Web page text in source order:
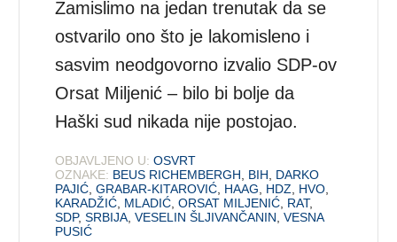
Zamislimo na jedan trenutak da se
ostvarilo ono što je lakomisleno i
sasvim neodgovorno izvalio SDP-ov
Orsat Miljenić – bilo bi bolje da
Haški sud nikada nije postojao.
OBJAVLJENO U: OSVRT
OZNAKE: BEUS RICHEMBERGH BIH
DARKO
PAJIĆ ,GRABAR-KITAROVIĆ HAAG HDZ HVO
KARADŽIĆ MLADIĆ ,ORSAT MILJENIĆ RAT,
SDP,SRBIJA ,VESELIN ŠLJIVANČANIN ,VESNA
PUSIĆ